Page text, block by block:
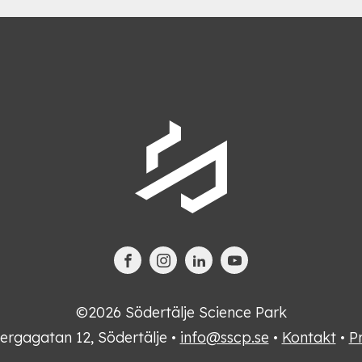
©2026 Södertälje Science Park
12, Södertälje • info@sscp.se • Kontakt•